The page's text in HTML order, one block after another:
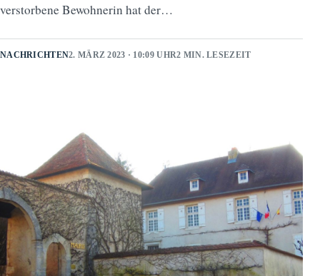
verstorbene Bewohnerin hat der…
NACHRICHTEN2. MÄRZ 2023 · 10:09 UHR2 MIN. LESEZEIT